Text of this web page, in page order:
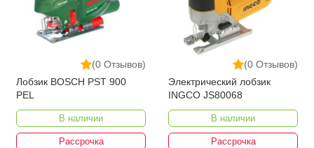
(0 Отзывов)
Лобзик BOSCH PST 900
PEL
В наличии
Рассрочка
(0 Отзывов)
Электрический лобзик
INGCO JS80068
В наличии
Рассрочка